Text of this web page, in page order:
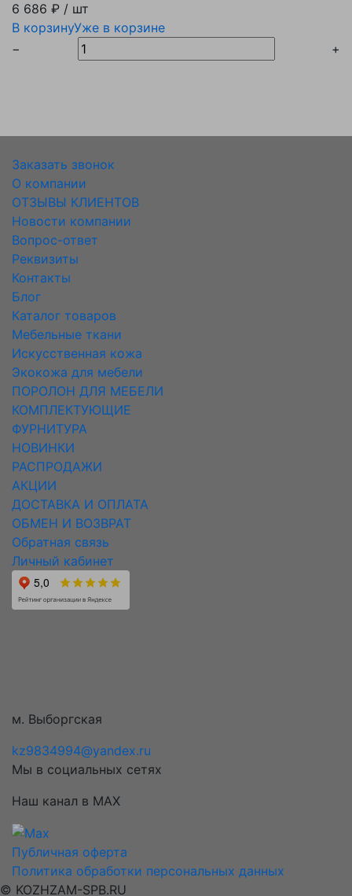
6 686 ₽ / шт
В корзинуУже в корзине
−
+
Заказать звонок
О компании
ОТЗЫВЫ КЛИЕНТОВ
Новости компании
Вопрос-ответ
Реквизиты
Контакты
Блог
Каталог товаров
Мебельные ткани
Искусcтвенная кожа
Экокожа для мебели
ПОРОЛОН ДЛЯ МЕБЕЛИ
КОМПЛЕКТУЮЩИЕ
ФУРНИТУРА
НОВИНКИ
РАСПРОДАЖИ
АКЦИИ
ДОСТАВКА И ОПЛАТА
ОБМЕН И ВОЗВРАТ
Обратная связь
Личный кабинет
м. Выборгская
kz9834994@yandex.ru
Мы в социальных сетях
Наш канал в MAX
Публичная оферта
Политика обработки персональных данных
© KOZHZAM-SPB.RU